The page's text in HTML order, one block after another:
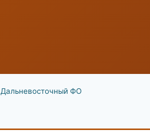
Дальневосточный ФО